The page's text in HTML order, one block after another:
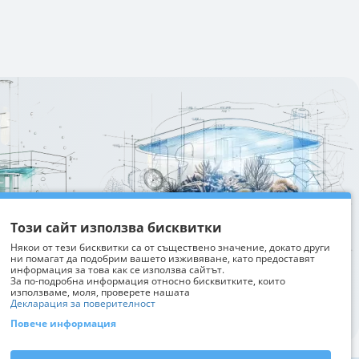
Този сайт използва бисквитки
Някои от тези бисквитки са от съществено значение, докато други
ни помагат да подобрим вашето изживяване, като предоставят
информация за това как се използва сайтът.
За по-подробна информация относно бисквитките, които
използваме, моля, проверете нашата
Декларация за поверителност
Повече информация